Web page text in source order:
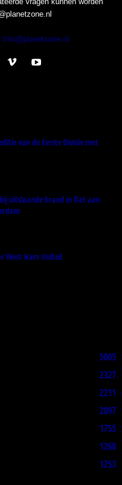
Info@planetzone.nl
van de Eerste Divisie met
uitslaande brand in flat aan
West Ham United
5005
2327
2211
2097
1755
1268
1253